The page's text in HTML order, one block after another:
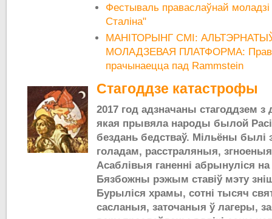
Фестываль праваслаўнай моладзі
Сталіна"
МАНІТОРЫНГ СМІ:
МОЛАДЗЕВАЯ ПЛАТФОРМА:
прачынаецца пад Rammstein
Стагоддзе катастрофы
2017 год адзначаны стагоддзем
якая прывяла народы былой
бездань бедстваў. Мільёны былі
голадам, расстраляныя,
Асаблівыя ганенні абрынуліся на
Бязбожны рэжым ставіў мэту
Бурыліся храмы, сотні тысяч
сасланыя, заточаныя ў лагеры,